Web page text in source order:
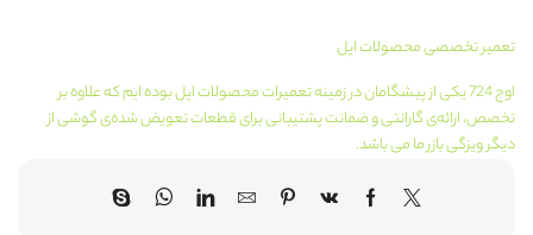
تعمیر تخصصی محصولات اپل
اوج 724 یکی از پیشگامان در زمینه تعمیرات محصولات اپل بوده ایم که علاوه بر
تخصص، ارائه‌ی گارانتی و ضمانت پشتیبانی برای قطعات تعویض شده‌ی گوشی از
دیگر ویزگی بازر ما می باشد.